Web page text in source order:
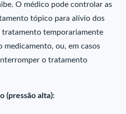
O médico pode controlar as
tópico para alívio dos
temporariamente
medicamento, ou, em casos
o tratamento
(pressão alta):